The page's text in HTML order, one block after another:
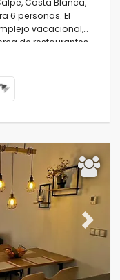
Costa Blanca,
6 personas. El
vacacional,
de restaurantes
m de la playa
Next